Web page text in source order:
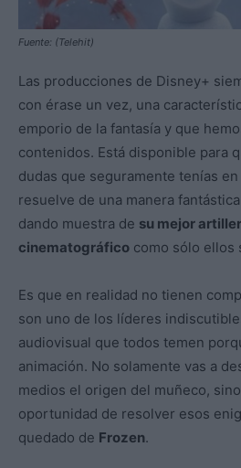
Fuente: (Telehit)
Las producciones de Disney+
con érase un vez, una
emporio de la fantasía y que
contenidos. Está disponible para
dudas que seguramente tenías
resuelve de una manera
dando muestra de su mejor
cinematográfico como sólo ellos
Es que en realidad no tienen
son uno de los líderes
audiovisual que todos temen
animación. No solamente vas a
medios el origen del muñeco,
oportunidad de resolver esos
quedado de Frozen.